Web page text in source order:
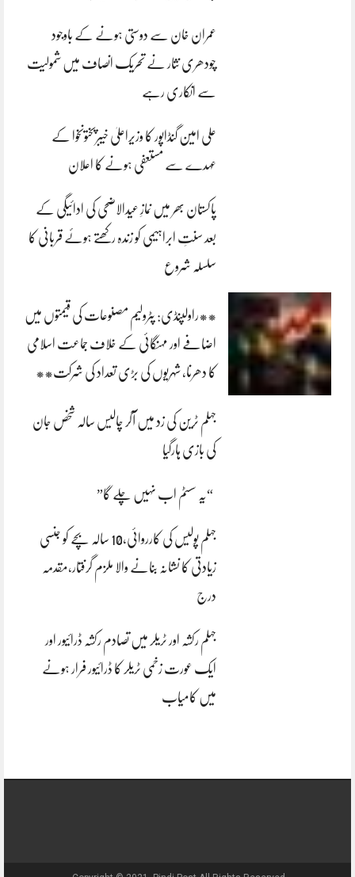
عمران خان سے دوستی ہونے کے باوجود
چودھری نثار نے تحریک انصاف میں شمولیت
سے انکاری رہے
علی امین گنڈاپور کا وزیراعلیٰ خیبرپختونخوا کے
عہدے سے مستعفی ہونے کا اعلان
پاکستان بھر میں نمازِ عیدالاضحی کی ادائیگی کے
بعد سنتِ ابراہیمی کو زندہ رکھتے ہوئے قربانی کا
سلسلہ شروع
**راولپنڈی: پٹرولیم مصنوعات کی قیمتوں میں
اضافے اور مہنگائی کے خلاف جماعت اسلامی
کا دھرنا، شہریوں کی بڑی تعداد کی شرکت**
جہلم ٹرین کی زد میں آکر چالیس سالہ شخص جان
کی بازی ہارگیا
“یہ سسٹم اب نہیں چلے گا”
جہلم پولیس کی کارروائی،10 سالہ بچے کو جنسی
زیادتی کا نشانہ بنانے والا ملزم گرفتار،مقدمہ
درج
جہلم رکشہ اور ٹریلر میں تصادم رکشہ ڈرائیور اور
ایک عورت زخمی ٹریلر کا ڈرائیور فرار ہونے
میں کامیاب